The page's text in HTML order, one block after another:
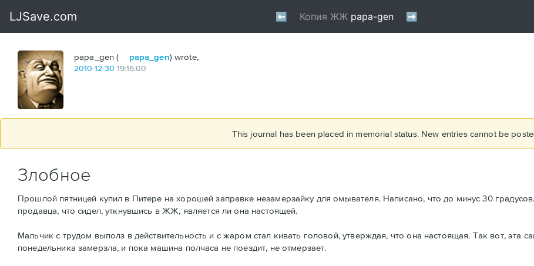
papa_gen ( papa_gen) wrote,
2010-12-30 19:16:00
This journal has been placed in memorial status. New entries cannot be
Злобное
Прошлой пятницей купил в Питере на хорошей заправке незамерзайку для омывателя. Написано, что до минус 30
продавца, что сидел, уткнувшись в ЖЖ, является ли она настоящей.
Мальчик с трудом выполз в действительность и с жаром стал кивать головой, утверждая, что она настоящая. Так вот, эта
понедельника замерзла, и пока машина полчаса не поездит, не отмерзает.